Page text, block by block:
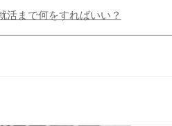
活まで何をすればいい？